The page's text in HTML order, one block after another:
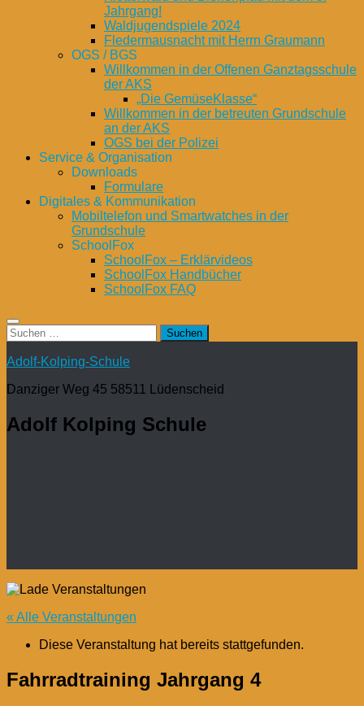
Jahrgang!
Waldjugendspiele 2024
Fledermausnacht mit Herrn Graumann
OGS / BGS
Willkommen in der Offenen Ganztagsschule
der AKS
„Die GemüseKlasse“
Willkommen in der betreuten Grundschule
an der AKS
OGS bei der Polizei
Service & Organisation
Downloads
Formulare
Digitales & Kommunikation
Mobiltelefon und Smartwatches in der
Grundschule
SchoolFox
SchoolFox – Erklärvideos
SchoolFox Handbücher
SchoolFox FAQ
Suchen
nach:
Adolf-Kolping-Schule
Danziger Weg 45 58511 Lüdenscheid
Adolf Kolping Schule
« Alle Veranstaltungen
Diese Veranstaltung hat bereits stattgefunden.
Fahrradtraining Jahrgang 4